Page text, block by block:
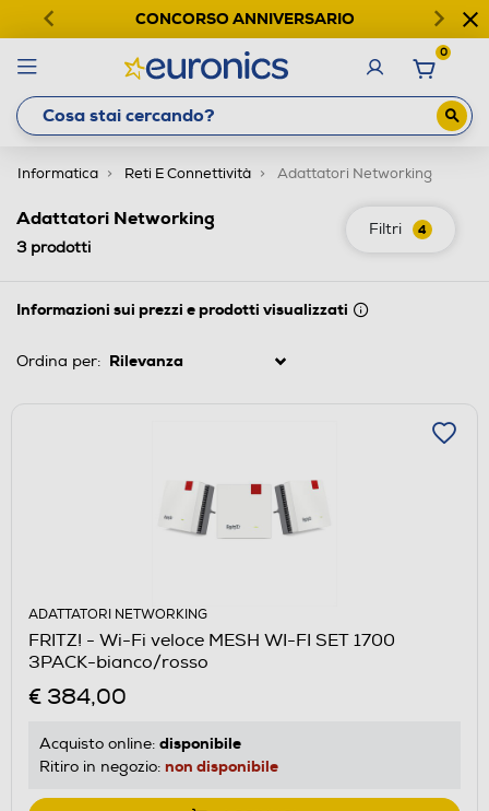
CONCORSO ANNIVERSARIO
0
Informatica Reti E Connettività Adattatori Networking
Filtri 4
Adattatori Networking
3prodotti
Informazioni sui prezzi e prodotti visualizzati
Ordina per:
ADATTATORI NETWORKING
FRITZ! - Wi-Fi veloce MESH WI-FI SET 1700
3PACK-bianco/rosso
€ 384,00
Acquisto online: disponibile
Ritiro in negozio: non disponibile